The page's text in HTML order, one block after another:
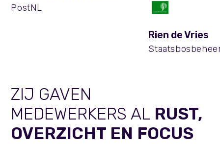
PostNL
Rien de Vries
ZIJ GAVEN
MEDEWERKERS AL RUST,
OVERZICHT EN FOCUS